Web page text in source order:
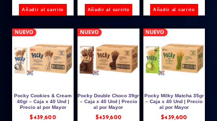
Añadir al carrito Añadir al carrito Añadir al carrito
NUEVO
Pocky Cookies & Cream
40gr – Caja x 40 Und |
Precio al por Mayor
$439,600
NUEVO
Pocky Double Choco 39gr
– Caja x 40 Und | Precio
al por Mayor
$439,600
NUEVO
Pocky Milky Matcha 35gr
– Caja x 40 Und | Precio
al por Mayor
$439,600